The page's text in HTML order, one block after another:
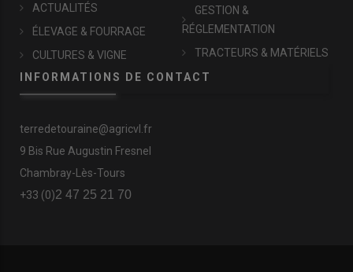
ACTUALITÉS
ÉLEVAGE & FOURRAGE
CULTURES & VIGNE
GESTION &
RÉGLEMENTATION
TRACTEURS & MATÉRIELS
INFORMATIONS DE CONTACT
terredetouraine@agricvl.fr
9 Bis Rue Augustin Fresnel
Chambray-Lès-Tours
+33 (0)2 47 25 21 70